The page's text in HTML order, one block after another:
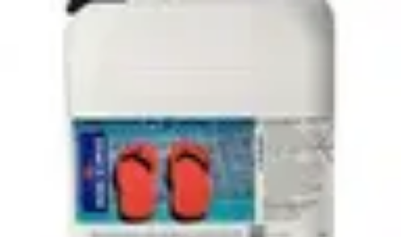
Sport Aventure PMR